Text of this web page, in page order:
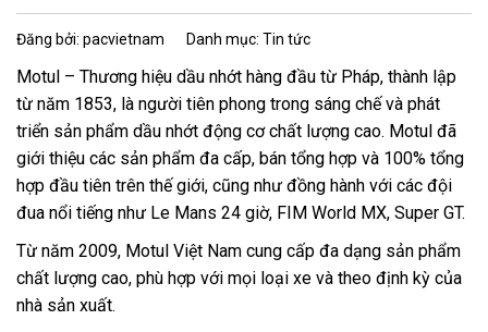
Đăng bởi: pacvietnam Danh mục: Tin tức
Motul – Thương hiệu dầu nhớt hàng đầu từ Pháp, thành lập
từ năm 1853, là người tiên phong trong sáng chế và phát
triển sản phẩm dầu nhớt động cơ chất lượng cao. Motul đã
giới thiệu các sản phẩm đa cấp, bán tổng hợp và 100% tổng
hợp đầu tiên trên thế giới, cũng như đồng hành với các đội
đua nổi tiếng như Le Mans 24 giờ, FIM World MX, Super GT.
Từ năm 2009, Motul Việt Nam cung cấp đa dạng sản phẩm
chất lượng cao, phù hợp với mọi loại xe và theo định kỳ của
nhà sản xuất.